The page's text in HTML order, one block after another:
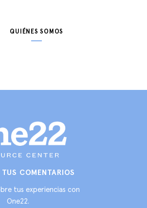
QUIÉNES SOMOS
COMENTARIOS
tus experiencias con
One22.